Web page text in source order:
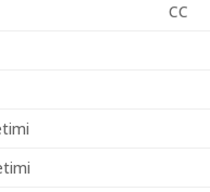
CC